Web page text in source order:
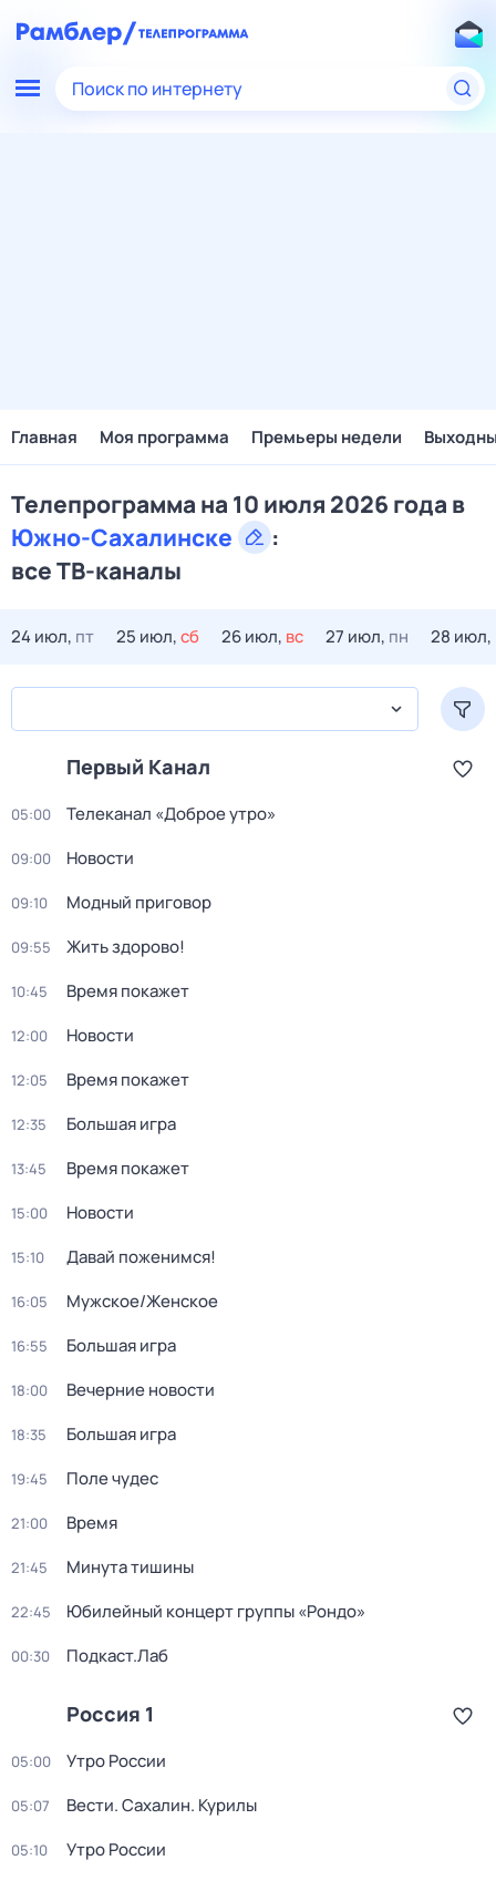
Поиск по интернету
Главная Моя программа Премьеры недели
Телепрограмма на 10 июля 2026 года в
Южно-Сахалинске
:
все ТВ-каналы
24 июл, пт 25 июл,сб 26 июл, вс 27 июл, пн 28 июл,
Первый Канал
05:00 Телеканал «Доброе утро»
09:00 Новости
09:10 Модный приговор
09:55 Жить здорово!
10:45 Время покажет
12:00 Новости
12:05 Время покажет
12:35 Большая игра
13:45 Время покажет
15:00 Новости
15:10 Давай поженимся!
16:05 Мужское/Женское
16:55 Большая игра
18:00 Вечерние новости
18:35 Большая игра
19:45 Поле чудес
21:00 Время
21:45 Минута тишины
22:45 Юбилейный концерт группы «Рондо»
00:30 Подкаст.Лаб
Россия 1
05:00 Утро России
05:07 Вести. Сахалин. Курилы
05:10 Утро России